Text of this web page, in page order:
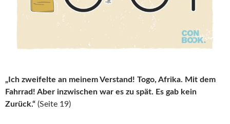
„Ich zweifelte an meinem Verstand! Togo, Afrika. Mit dem
Fahrrad! Aber inzwischen war es zu spät. Es gab kein
Zurück.“ (Seite 19)